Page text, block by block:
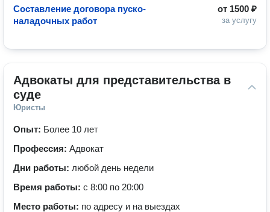
от 1500 ₽
за услугу
Составление договора пуско-
наладочных работ
Адвокаты для представительства в
суде
Юристы
Опыт: Более 10 лет
Профессия: Адвокат
Дни работы: любой день недели
Время работы: с 8:00 по 20:00
Место работы: по адресу и на выездах